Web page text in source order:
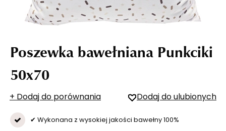
Poszewka bawełniana Punkciki
50x70
+ Dodaj do porównania Dodaj do ulubionych
✔ Wykonana z wysokiej jakości bawełny 100%